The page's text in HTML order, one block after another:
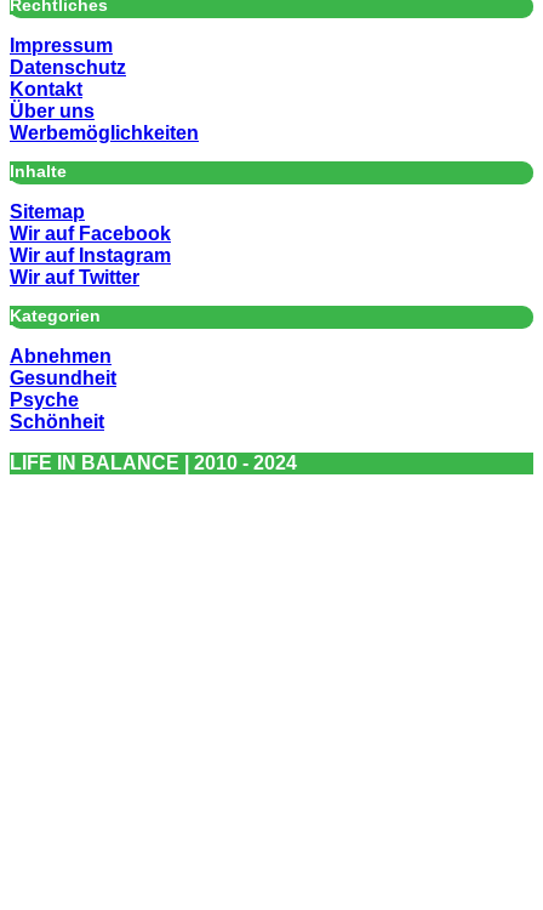
Rechtliches
Impressum
Datenschutz
Kontakt
Über uns
Werbemöglichkeiten
Inhalte
Sitemap
Wir auf Facebook
Wir auf Instagram
Wir auf Twitter
Kategorien
Abnehmen
Gesundheit
Psyche
Schönheit
LIFE IN BALANCE | 2010 - 2024